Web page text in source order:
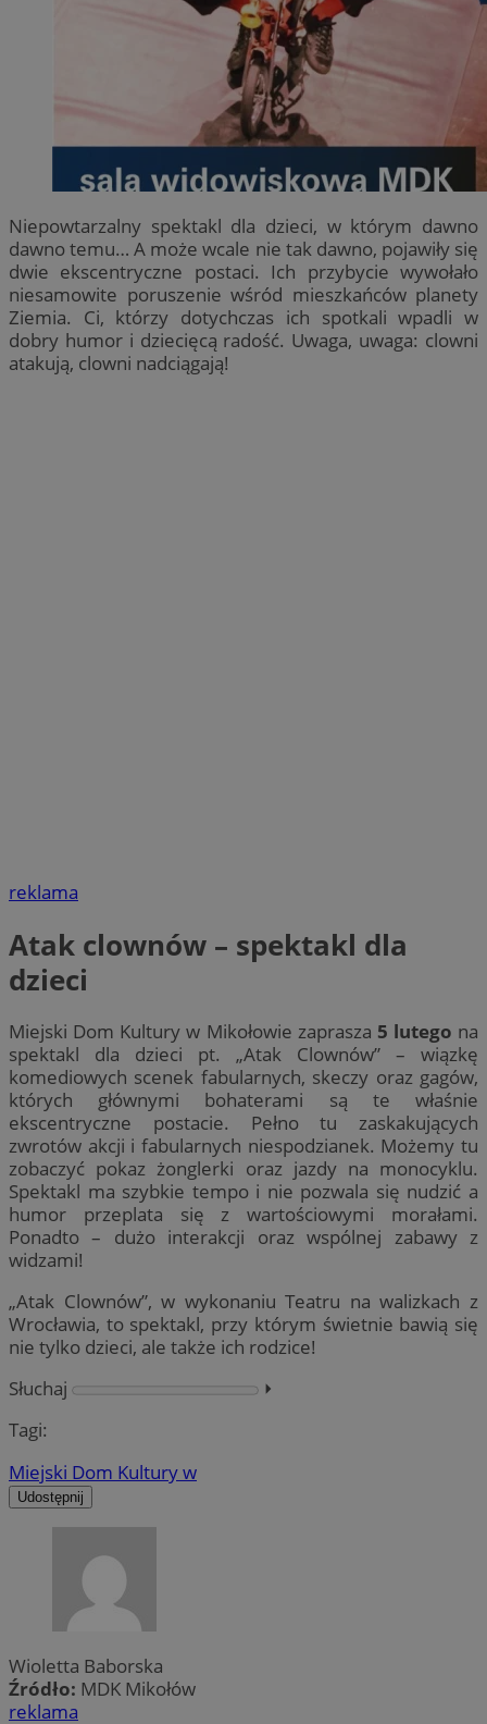
Niepowtarzalny spektakl dla dzieci, w którym dawno
dawno temu… A może wcale nie tak dawno, pojawiły się
dwie ekscentryczne postaci. Ich przybycie wywołało
niesamowite poruszenie wśród mieszkańców planety
Ziemia. Ci, którzy dotychczas ich spotkali wpadli w
dobry humor i dziecięcą radość. Uwaga, uwaga: clowni
atakują, clowni nadciągają!
reklama
Atak clownów – spektakl dla
dzieci
Miejski Dom Kultury w Mikołowie zaprasza 5 lutego na
spektakl dla dzieci pt. „Atak Clownów” – wiązkę
komediowych scenek fabularnych, skeczy oraz gagów,
których głównymi bohaterami są te właśnie
ekscentryczne postacie. Pełno tu zaskakujących
zwrotów akcji i fabularnych niespodzianek. Możemy tu
zobaczyć pokaz żonglerki oraz jazdy na monocyklu.
Spektakl ma szybkie tempo i nie pozwala się nudzić a
humor przeplata się z wartościowymi morałami.
Ponadto – dużo interakcji oraz wspólnej zabawy z
widzami!
„Atak Clownów”, w wykonaniu Teatru na walizkach z
Wrocławia, to spektakl, przy którym świetnie bawią się
nie tylko dzieci, ale także ich rodzice!
Słuchaj
⏵︎
Tagi:
Miejski Dom Kultury w
Udostępnij
Wioletta Baborska
Źródło: MDK Mikołów
reklama